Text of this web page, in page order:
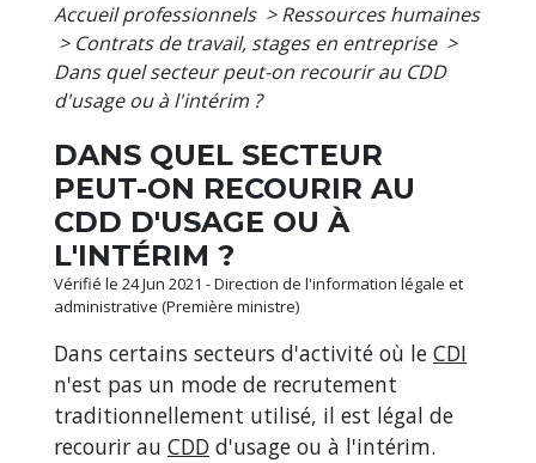
Accueil professionnels > Ressources humaines
> Contrats de travail, stages en entreprise >
Dans quel secteur peut-on recourir au CDD
d'usage ou à l'intérim ?
DANS QUEL SECTEUR
PEUT-ON RECOURIR AU
CDD D'USAGE OU À
L'INTÉRIM ?
Vérifié le 24 Jun 2021 - Direction de l'information légale et
administrative (Première ministre)
Dans certains secteurs d'activité où le CDI
n'est pas un mode de recrutement
traditionnellement utilisé, il est légal de
recourir au CDD d'usage ou à l'intérim.